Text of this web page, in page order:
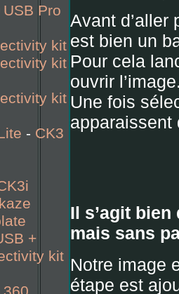
Pro
kit
kit
kit
- CK3
+
kit
Avant d’aller
est bien un
Pour cela
ouvrir
Une fois
apparaissent
Il s’agit
mais sans
Notre image
étape est